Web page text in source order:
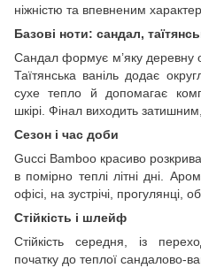
ніжністю та впевненим
Базові ноти: сандал,
Сандал формує м’яку деревну
Таїтянська ваніль додає
сухе тепло й допомагає
шкірі. Фінал виходить
Сезон і час доби
Gucci Bamboo красиво
в помірно теплі літні дні.
офісі, на зустрічі, прогулянці,
Стійкість і шлейф
Стійкість середня, із
початку до теплої сандалово-